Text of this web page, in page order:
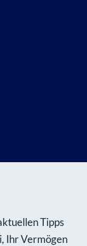
Tipps
Ihr Vermögen